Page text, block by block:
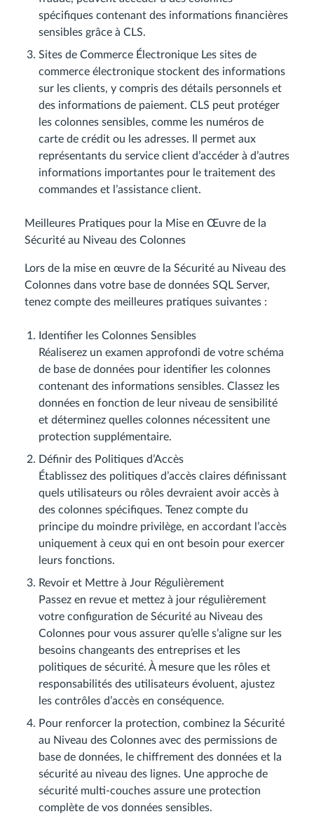
spécifiques contenant des informations financières
sensibles grâce à CLS.
Sites de Commerce Électronique Les sites de
commerce électronique stockent des informations
sur les clients, y compris des détails personnels et
des informations de paiement. CLS peut protéger
les colonnes sensibles, comme les numéros de
carte de crédit ou les adresses. Il permet aux
représentants du service client d’accéder à d’autres
informations importantes pour le traitement des
commandes et l’assistance client.
Meilleures Pratiques pour la Mise en Œuvre de la
Sécurité au Niveau des Colonnes
Lors de la mise en œuvre de la Sécurité au Niveau des
Colonnes dans votre base de données SQL Server,
tenez compte des meilleures pratiques suivantes :
Identifier les Colonnes Sensibles
Réaliserez un examen approfondi de votre schéma
de base de données pour identifier les colonnes
contenant des informations sensibles. Classez les
données en fonction de leur niveau de sensibilité
et déterminez quelles colonnes nécessitent une
protection supplémentaire.
Définir des Politiques d’Accès
Établissez des politiques d’accès claires définissant
quels utilisateurs ou rôles devraient avoir accès à
des colonnes spécifiques. Tenez compte du
principe du moindre privilège, en accordant l’accès
uniquement à ceux qui en ont besoin pour exercer
leurs fonctions.
Revoir et Mettre à Jour Régulièrement
Passez en revue et mettez à jour régulièrement
votre configuration de Sécurité au Niveau des
Colonnes pour vous assurer qu’elle s’aligne sur les
besoins changeants des entreprises et les
politiques de sécurité. À mesure que les rôles et
responsabilités des utilisateurs évoluent, ajustez
les contrôles d’accès en conséquence.
Pour renforcer la protection, combinez la Sécurité
au Niveau des Colonnes avec des permissions de
base de données, le chiffrement des données et la
sécurité au niveau des lignes. Une approche de
sécurité multi-couches assure une protection
complète de vos données sensibles.